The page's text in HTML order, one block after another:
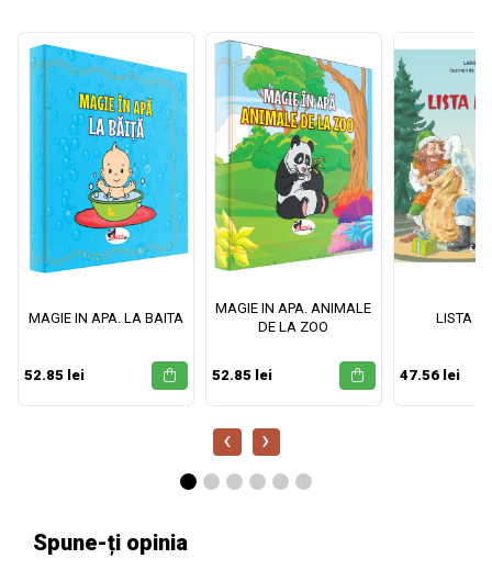
MAGIE IN APA. LA BAITA
52.85 lei
MAGIE IN APA. ANIMALE
DE LA ZOO
52.85 lei
LISTA
47.56 lei
‹ ›
Spune-ți opinia